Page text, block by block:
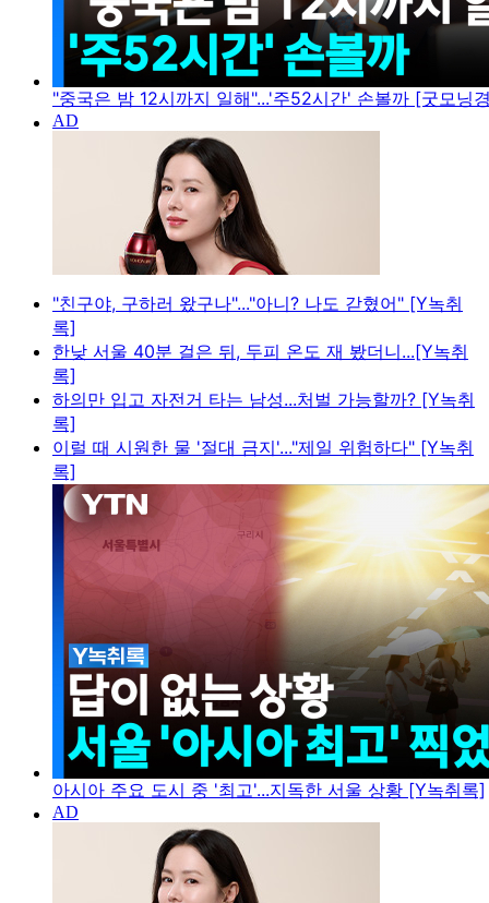
"중국은 밤 12시까지 일해"...'주52시간' 손볼까 [굿모닝
"친구야, 구하러 왔구나"..."아니? 나도 갇혔어" [Y녹취
록]
한낮 서울 40분 걸은 뒤, 두피 온도 재 봤더니...[Y녹취
록]
하의만 입고 자전거 타는 남성...처벌 가능할까? [Y녹취
록]
이럴 때 시원한 물 '절대 금지'..."제일 위험하다" [Y녹취
록]
아시아 주요 도시 중 '최고'...지독한 서울 상황 [Y녹취록]